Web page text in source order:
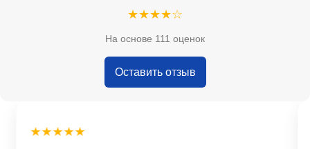
★★★★☆
На основе 111 оценок
Оставить отзыв
★★★★★